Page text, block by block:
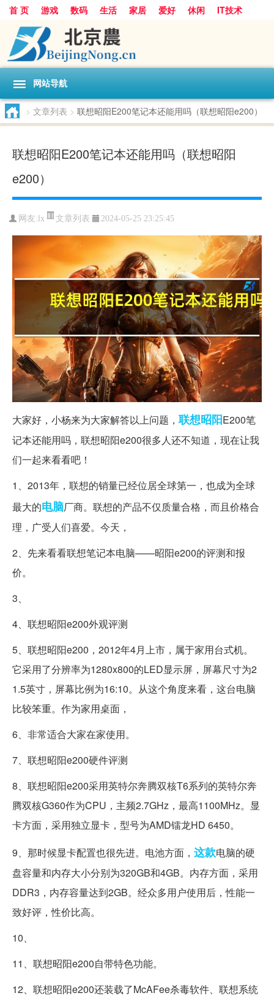
首 页 游戏 数码 生活 家居 爱好 休闲
IT技术
互联网
手机 购物
网站导航
> 文章列表 > 联想昭阳E200笔记本还能用吗（联想昭阳e200）
联想昭阳E200笔记本还能用吗（联想昭阳
e200）
网友: lx 文章列表 2024-05-25 23:25:45
大家好，小杨来为大家解答以上问题， 联想昭阳E200笔
记本还能用吗，联想昭阳e200很多人还不知道，现在让我
们一起来看看吧！
1、2013年，联想的销量已经位居全球第一，也成为全球
最大的电脑厂商。联想的产品不仅质量合格，而且价格合
理，广受人们喜爱。今天，
2、先来看看联想笔记本电脑——昭阳e200的评测和报
价。
3、
4、联想昭阳e200外观评测
5、联想昭阳e200，2012年4月上市，属于家用台式机。
它采用了分辨率为1280x800的LED显示屏，屏幕尺寸为2
1.5英寸，屏幕比例为16:10。从这个角度来看，这台电脑
比较笨重。作为家用桌面，
6、非常适合大家在家使用。
7、联想昭阳e200硬件评测
8、联想昭阳e200采用英特尔奔腾双核T6系列的英特尔奔
腾双核G360作为CPU，主频2.7GHz，最高1100MHz。显
卡方面，采用独立显卡，型号为AMD镭龙HD 6450。
9、那时候显卡配置也很先进。电池方面， 这款电脑的硬
盘容量和内存大小分别为320GB和4GB。内存方面，采用
DDR3，内存容量达到2GB。经众多用户使用后，性能一
致好评，性价比高。
10、
11、联想昭阳e200自带特色功能。
12、联想昭阳e200还装载了McAFee杀毒软件、联想系统